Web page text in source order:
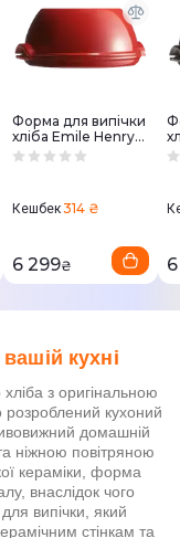
Форма для випічки
хліба Emile Henry
32,5*14*29,5 см. 5,2
Кешбек314 ₴
6 299₴
кухні
з оригінальною
кухоний
домашній
ніжною повітряною
кераміки, форма
внаслідок чого
випічки, який
стінкам та